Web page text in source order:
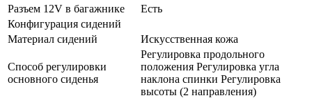
Разъем 12V в багажнике
Есть
Конфигурация сидений
Материал сидений
Искусственная кожа
Способ регулировки
основного сиденья
Регулировка продольного
положения Регулировка угла
наклона спинки Регулировка
высоты (2 направления)